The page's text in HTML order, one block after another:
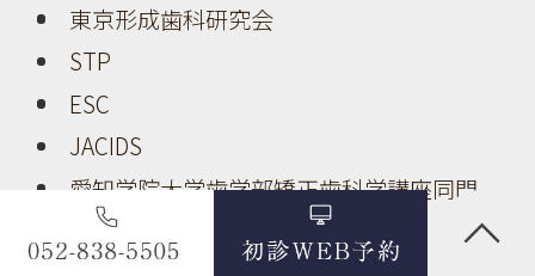
東京形成歯科研究会
STP
ESC
JACIDS
愛知学院大学歯学部矯正歯科学講座同門
百島幼稚園 園医